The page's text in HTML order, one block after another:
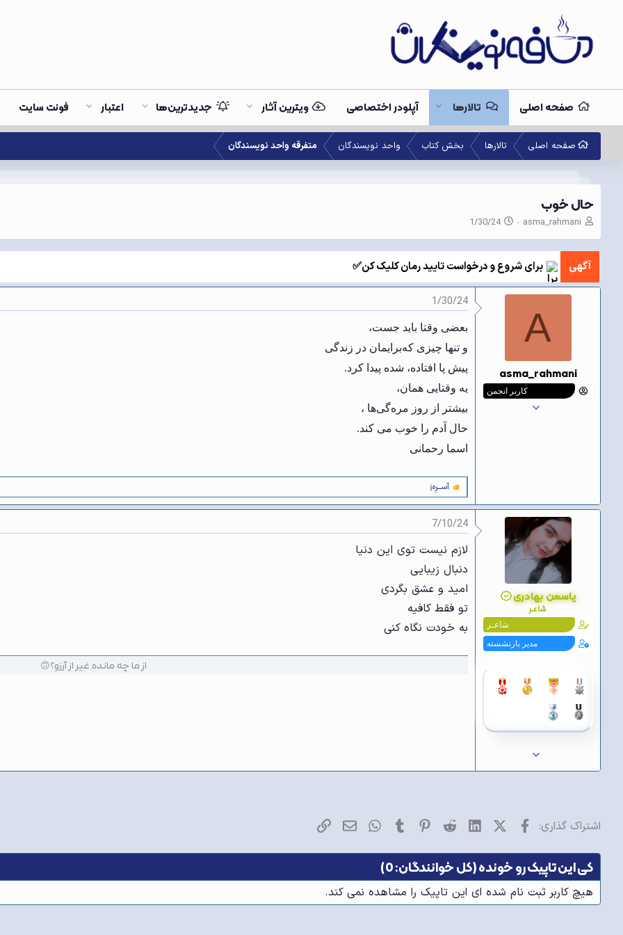
صفحه اصلی تالارها آپلودر اختصاصی ویترین آثار جدیدترین‌ها اعتبار فونت سایت
صفحه اصلی تالارها بخش کتاب واحد نویسندگان متفرقه واحد نویسندگان
حال خوب
ن
ن
د
asma_rahmani
ت
خ
ش
1/30/24
آگهی برای شروع و درخواست تایید رمان کلیک کن✅
A
asma_rahmani
کاربر انجمن
1/30/24
بعضی وقتا باید جست،
و تنها چیزی که‌برایمان در زندگی
پیش پا افتاده، شده پیدا کرد.
یه وقتایی همان،
بیشتر از روز مره‌گی‌ها ،
حال آدم را خوب می کند.
اسما رحمانی
ا
ک
ن
ش‌
ه
ا
[
پ
ن
د
]
آســرِه¡
یاسمن بهادری
شاعـر
شاعـر
مدیر بازنشسته
7/10/24
لازم نیست توی این دنیا
دنبال زیبایی
امید و عشق بگردی
تو فقط کافیه
به خودت نگاه کنی
از ما چه مانده غیر از آرزو؟🙃​
اشتراک گذاری: فیسبوک X (Twitter)
LinkedIn
Reddit
Pinterest
Tumblr
WhatsApp
ایمیلپیوند
کی این تاپیک رو خونده (کل خوانندگان: 0)
هیچ کاربر ثبت نام شده ای این تاپیک را مشاهده نمی کند.